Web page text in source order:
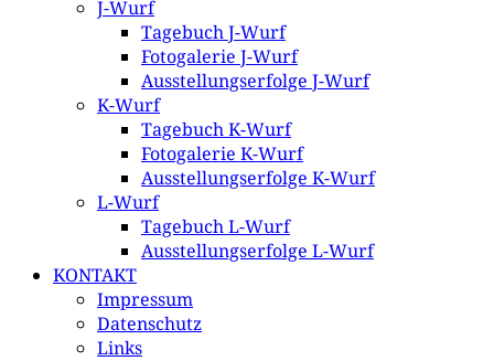
J-Wurf
Tagebuch J-Wurf
Fotogalerie J-Wurf
Ausstellungserfolge J-Wurf
K-Wurf
Tagebuch K-Wurf
Fotogalerie K-Wurf
Ausstellungserfolge K-Wurf
L-Wurf
Tagebuch L-Wurf
Ausstellungserfolge L-Wurf
KONTAKT
Impressum
Datenschutz
Links